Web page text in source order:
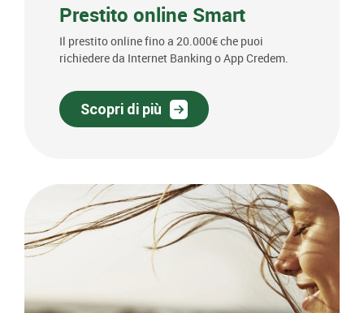
Prestito online Smart
Il prestito online fino a 20.000€ che puoi
richiedere da Internet Banking o App Credem.
Scopri di più